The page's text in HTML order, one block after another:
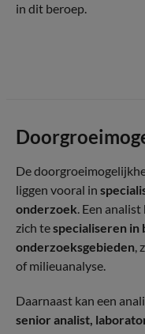
in dit beroep.
De
liggen vooral in
onderzoek. Een
zich tespecialiseren in
onderzoeksgebieden,
of milieuanalyse.
Daarnaast kan een
senior analist,